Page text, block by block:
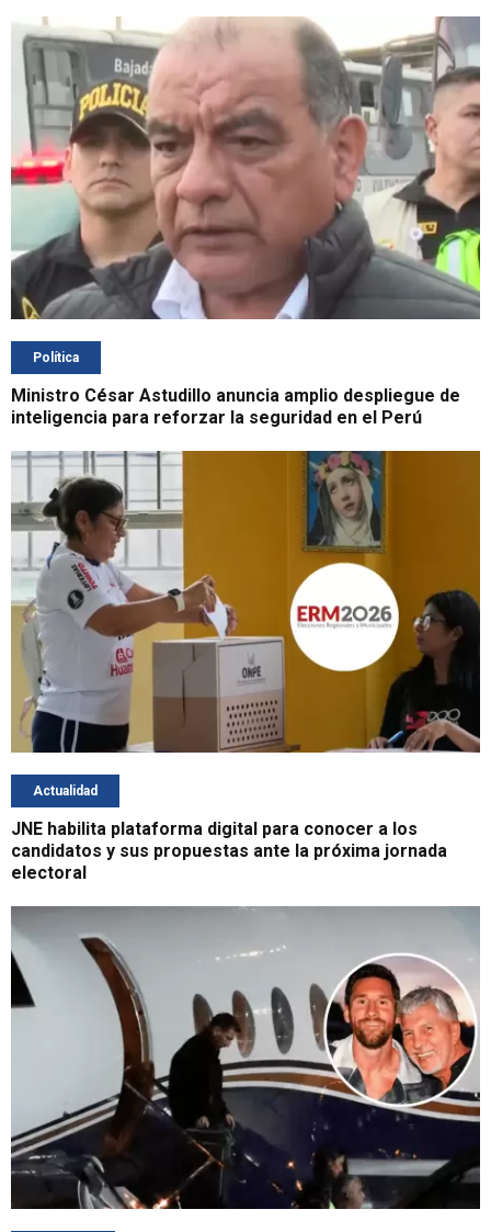
Política
Ministro César Astudillo anuncia amplio despliegue de
inteligencia para reforzar la seguridad en el Perú
Actualidad
JNE habilita plataforma digital para conocer a los
candidatos y sus propuestas ante la próxima jornada
electoral